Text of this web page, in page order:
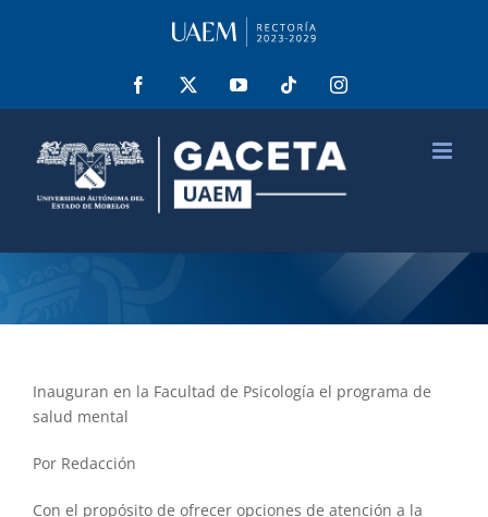
Facebook YouTube Tiktok Instagram
Inauguran en la Facultad de Psicología el programa de
salud mental
Por Redacción
Con el propósito de ofrecer opciones de atención a la